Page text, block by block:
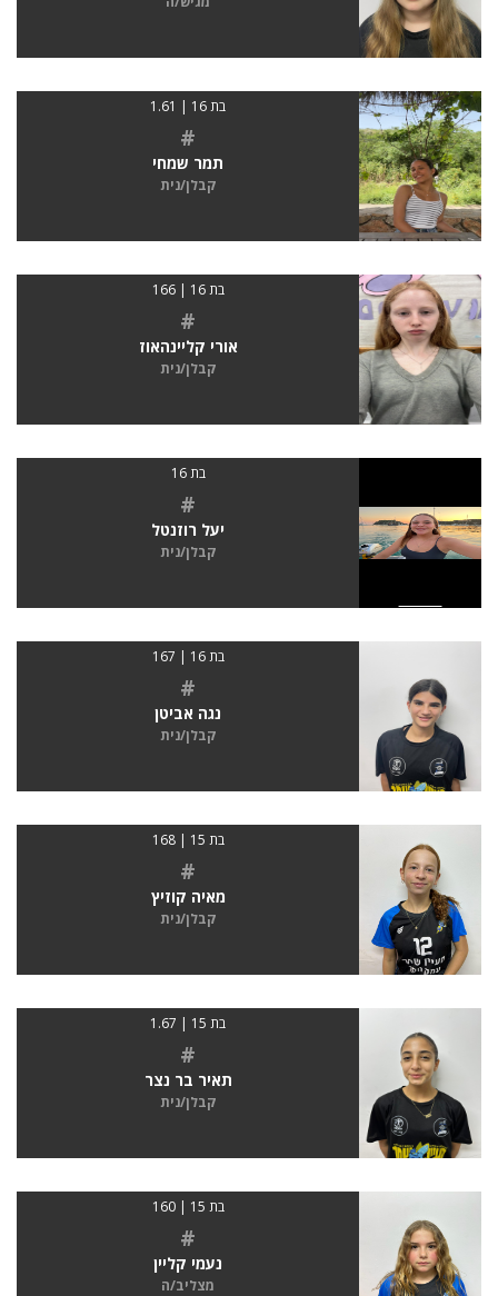
בת 16 | 1.61
#
תמר שמחי
קבלן/נית
בת 16 | 166
#
אורי קליינהאוז
קבלן/נית
בת 16
#
יעל רוזנטל
קבלן/נית
בת 16 | 167
#
נגה אביטן
קבלן/נית
בת 15 | 168
#
מאיה קוזיץ
קבלן/נית
בת 15 | 1.67
#
תאיר בר נצר
קבלן/נית
בת 15 | 160
#
נעמי קליין
מצליב/ה